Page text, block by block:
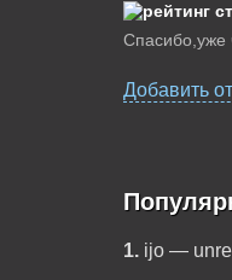
Спасибо,уже
Добавить
1. ijo —